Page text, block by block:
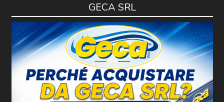
GECA SRL